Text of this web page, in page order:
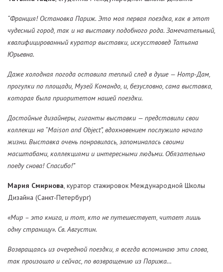
“Франция! Остановка Париж. Это моя первая поездка, как в этот
чудесный город, так и на выставку подобного рода. Замечательный,
квалифицированный куратор выставки, искусствовед Татьяна
Юрьевна.
Даже холодная погода оставила теплый след в душе — Нотр-Дам,
прогулки по площади, Музей Командо, и, безусловно, сама выставка,
которая была приоритетом нашей поездки.
Достойные дизайнеры, гиганты выставки — представили свои
коллекци на “Maison and Object”, вдохновением послужило начало
жизни. Выставка очень понравилась, запоминалась своими
масштабами, коллекциями и интересными людьми. Обязательно
поеду снова! Спасибо!”
Мария Смирнова, куратор стажировок Международной Школы
Дизайна (Санкт-Петербург)
«Мир – это книга, и тот, кто не путешествует, читает лишь
одну страницу». Св. Августин.
Возвращаясь из очередной поездки, я всегда вспоминаю эти слова,
так произошло и сейчас, по возвращению из Парижа…